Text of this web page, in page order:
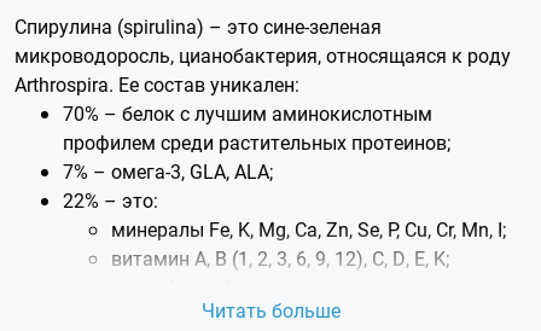
Спирулина (spirulina) – это сине-зеленая
микроводоросль, цианобактерия, относящаяся к роду
Arthrospira. Ее состав уникален:
70% – белок с лучшим аминокислотным
профилем среди растительных протеинов;
7% – омега-3, GLA, ALA;
22% – это:
минералы Fe, K, Mg, Ca, Zn, Se, P, Cu, Cr, Mn, I;
витамин А, В (1, 2, 3, 6, 9, 12), C, D, E, K;
пигментов;Читать больше